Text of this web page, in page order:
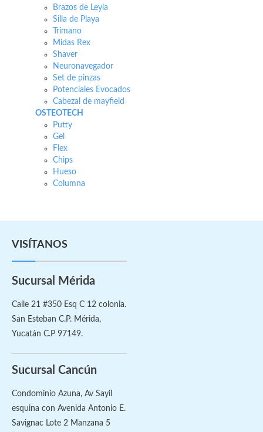
Brazos de Leyla
Silla de Playa
Trimano
Midas Rex
Shaver
Neuronavegador
Set de pinzas
Potenciales Evocados
Cabezal de mayfield
OSTEOTECH
Putty
Gel
Flex
Chips
Hueso
Columna
VISÍTANOS
Sucursal Mérida
Calle 21 #350 Esq C 12 colonia.
San Esteban C.P. Mérida,
Yucatán C.P 97149.
Sucursal Cancún
Condominio Azuna, Av Sayil
esquina con Avenida Antonio E.
Savignac Lote 2 Manzana 5